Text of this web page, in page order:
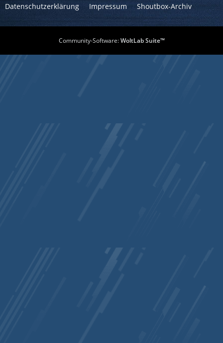
Datenschutzerklärung Impressum Shoutbox-Archiv
Community-Software:WoltLab Suite™